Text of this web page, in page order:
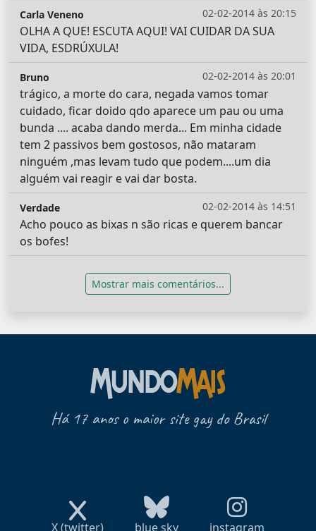
02-02-2014 às 20:15
Carla Veneno
OLHA A QUE! ESCUTA AQUI! VAI CUIDAR DA SUA
VIDA, ESDRÚXULA!
02-02-2014 às 20:01
Bruno
trágico, a morte do cara, negada vamos tomar
cuidado, ficar doido qdo aparece um pau ou uma
bunda .... acaba dando merda... Em minha cidade
tem 2 passivos bem gostosos, não mataram
ninguém ,mas levam tudo que podem....um dia
alguém vai reagir e vai dar bosta.
02-02-2014 às 14:51
Verdade
Acho pouco as bixas n são ricas e querem bancar
os bofes!
Mostrar mais comentários...
Há 17 anos o maior site gay do Brasil
X (twitter) blue sky instagram